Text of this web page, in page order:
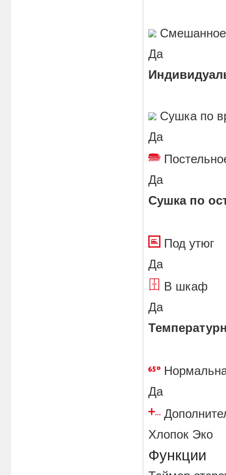
Да
Сушка
Да
Да
Сушка по
Под
Да
В
Да
Да
Хлопок Эко
Функции